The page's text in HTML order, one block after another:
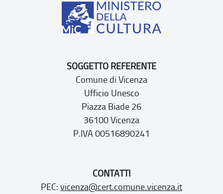
SOGGETTO REFERENTE
Comune di Vicenza
Ufficio Unesco
Piazza Biade 26
36100 Vicenza
P.IVA 00516890241
CONTATTI
PEC: vicenza@cert.comune.vicenza.it